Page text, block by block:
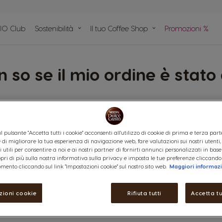
Club Sostenibilità Il tuo Coffee Shop Promozioni %
so se il mio ordine è
riceverai un'e-mail di conferma, oppure puoi
Se hai bisogno di altri dettagli puoi chiamarci al Servizio
pulsante "Accetta tutti i cookie" acconsenti all'utilizzo di cookie di prima e terza
di migliorare la tua esperienza di navigazione web, fare valutazioni sui nostri
utili per consentire a noi e ai nostri partner di fornirti annunci personalizzati in
di più sulla nostra informativa sulla privacy e imposta le tue preferenze
cliccando sul link "Impostazioni cookie" sul nostro sito web. Maggiori
cookie Rifiuta tutti Accetta